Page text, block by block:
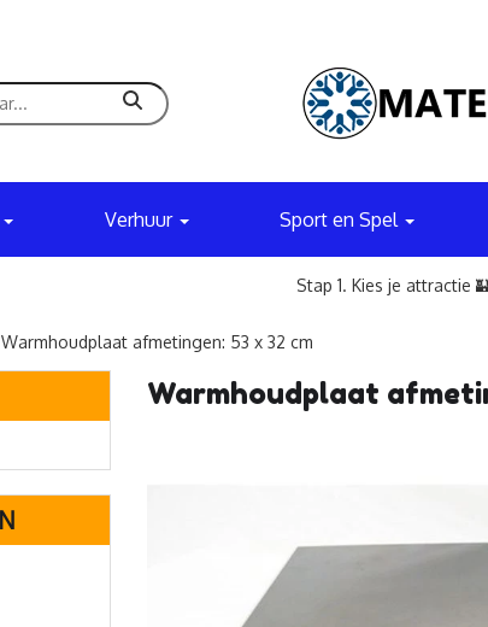
zoeken
Verhuur Sport en Spel
Stap 1. Kies je attractie
Warmhoudplaat afmetingen: 53 x 32 cm
Warmhoudplaat